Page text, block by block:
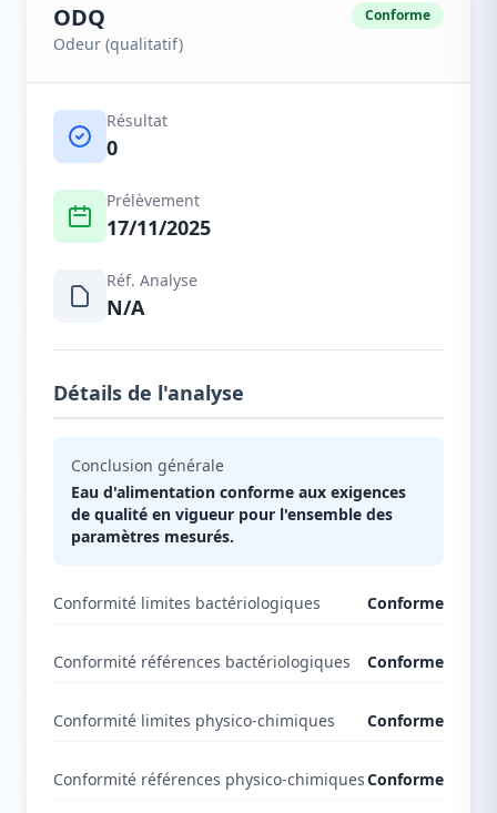
ODQ
Odeur (qualitatif)
Conforme
Résultat
0
Prélèvement
17/11/2025
Réf. Analyse
N/A
Détails de l'analyse
Conclusion générale
Eau d'alimentation conforme aux exigences
de qualité en vigueur pour l'ensemble des
paramètres mesurés.
Conformité limites bactériologiques Conforme
Conformité références bactériologiques Conforme
Conformité limites physico-chimiques Conforme
Conformité références physico-chimiquesConforme